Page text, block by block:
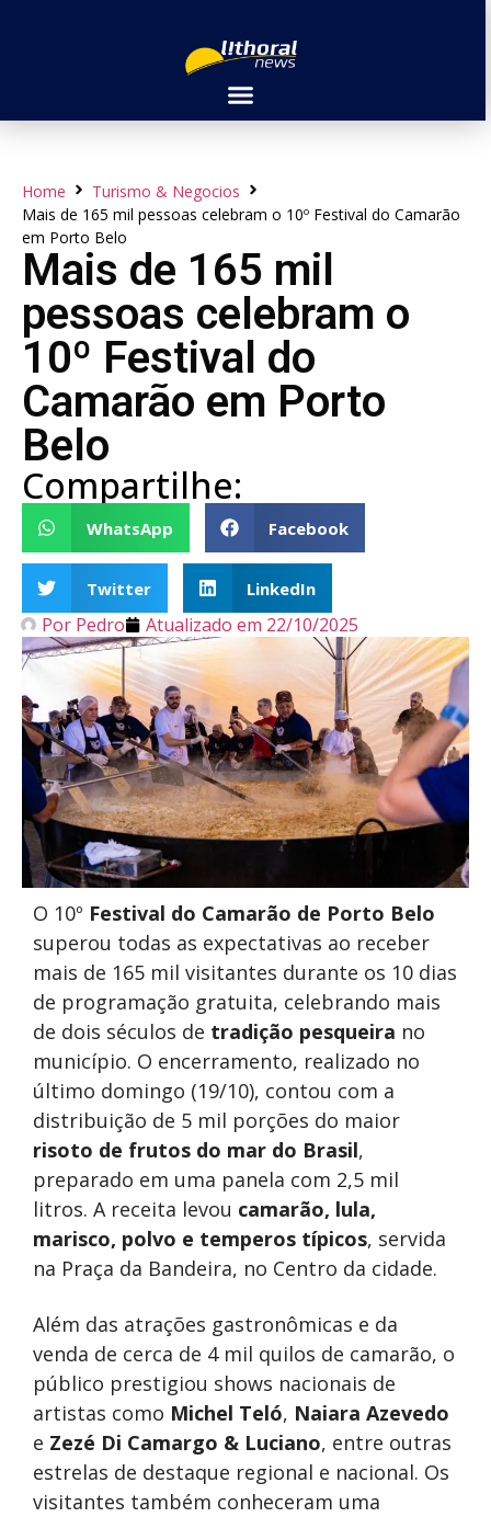
Home
Turismo & Negocios
Mais de 165 mil pessoas celebram o 10º Festival do Camarão
em Porto Belo
Mais de 165 mil
pessoas celebram o
10º Festival do
Camarão em Porto
Belo
Compartilhe:
WhatsApp Facebook
Twitter LinkedIn
Por Pedro Atualizado em 22/10/2025
O 10º Festival do Camarão de Porto Belo
superou todas as expectativas ao receber
mais de 165 mil visitantes durante os 10 dias
de programação gratuita, celebrando mais
de dois séculos de tradição pesqueira no
município. O encerramento, realizado no
último domingo (19/10), contou com a
distribuição de 5 mil porções do maior
risoto de frutos do mar do Brasil,
preparado em uma panela com 2,5 mil
litros. A receita levou camarão, lula,
marisco, polvo e temperos típicos, servida
na Praça da Bandeira, no Centro da cidade.
Além das atrações gastronômicas e da
venda de cerca de 4 mil quilos de camarão, o
público prestigiou shows nacionais de
artistas como Michel Teló, Naiara Azevedo
e Zezé Di Camargo & Luciano, entre outras
estrelas de destaque regional e nacional. Os
visitantes também conheceram uma